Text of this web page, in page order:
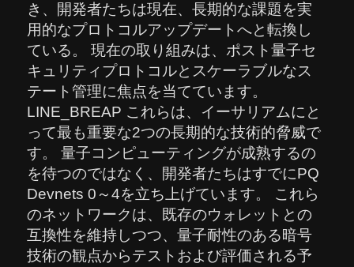
き、開発者たちは現在、長期的な課題を実
用的なプロトコルアップデートへと転換し
ている。 現在の取り組みは、ポスト量子セ
キュリティプロトコルとスケーラブルなス
テート管理に焦点を当てています。
LINE_BREAP これらは、イーサリアムにと
って最も重要な2つの長期的な技術的脅威で
す。 量子コンピューティングが成熟するの
を待つのではなく、開発者たちはすでにPQ
Devnets 0～4を立ち上げています。 これら
のネットワークは、既存のウォレットとの
互換性を維持しつつ、量子耐性のある暗号
技術の観点からテストおよび評価される予